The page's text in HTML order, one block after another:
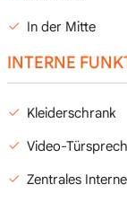
In der Mitte
INTERNE
Kleiderschrank
Video-
Zentrales